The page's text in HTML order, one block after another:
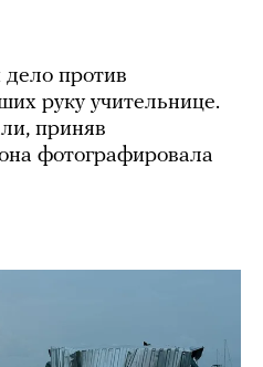
против
руку учительнице.
приняв
фотографировала